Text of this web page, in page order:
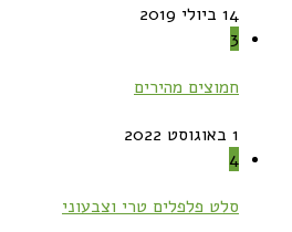
14 ביולי 2019
3
חמוצים מהירים
1 באוגוסט 2022
4
סלט פלפלים טרי וצבעוני